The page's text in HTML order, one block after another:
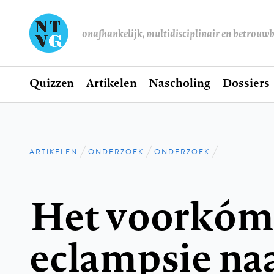
onafhankelijk, multidisciplinair en
Hoofdnavigatie
Home
Quizzen Artikelen Nascholing Dossiers
Kruimelpad
ARTIKELEN ONDERZOEK ONDERZOEK
Het
eclampsie